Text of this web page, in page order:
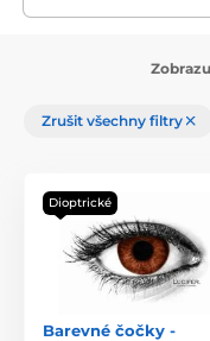
Zrušit všechny filtry
Dioptrické
Barevné čočky -